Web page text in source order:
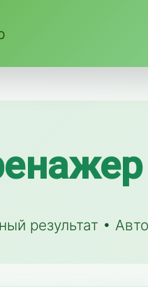
результат •